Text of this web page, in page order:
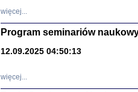
więcej...
Program seminariów
12.09.2025 04:50:13
więcej...